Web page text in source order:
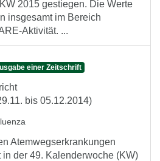
2015 gestiegen. Die Werte
insgesamt im Bereich
Aktivität. ...
einer Zeitschrift
bis 05.12.2014)
Atemwegserkrankungen
der 49. Kalenderwoche (KW)